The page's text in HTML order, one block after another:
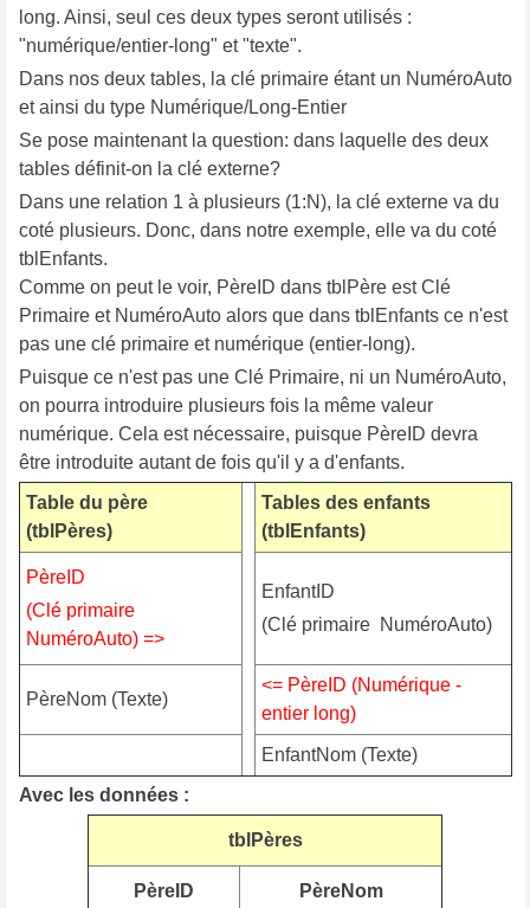
long. Ainsi, seul ces deux types seront utilisés :
"numérique/entier-long" et "texte".
Dans nos deux tables, la clé primaire étant un NuméroAuto
et ainsi du type Numérique/Long-Entier
Se pose maintenant la question: dans laquelle des deux
tables définit-on la clé externe?
Dans une relation 1 à plusieurs (1:N), la clé externe va du
coté plusieurs. Donc, dans notre exemple, elle va du coté
tblEnfants.
Comme on peut le voir, PèreID dans tblPère est Clé
Primaire et NuméroAuto alors que dans tblEnfants ce n'est
pas une clé primaire et numérique (entier-long).
Puisque ce n'est pas une Clé Primaire, ni un NuméroAuto,
on pourra introduire plusieurs fois la même valeur
numérique. Cela est nécessaire, puisque PèreID devra
être introduite autant de fois qu'il y a d'enfants.
Table du père
(tblPères)
Tables des enfants
(tblEnfants)
PèreID
(Clé primaire 
NuméroAuto) =>
EnfantID
(Clé primaire  NuméroAuto)
PèreNom (Texte)
<= PèreID (Numérique -
entier long)
EnfantNom (Texte)
Avec les données :
tblPères
PèreID PèreNom